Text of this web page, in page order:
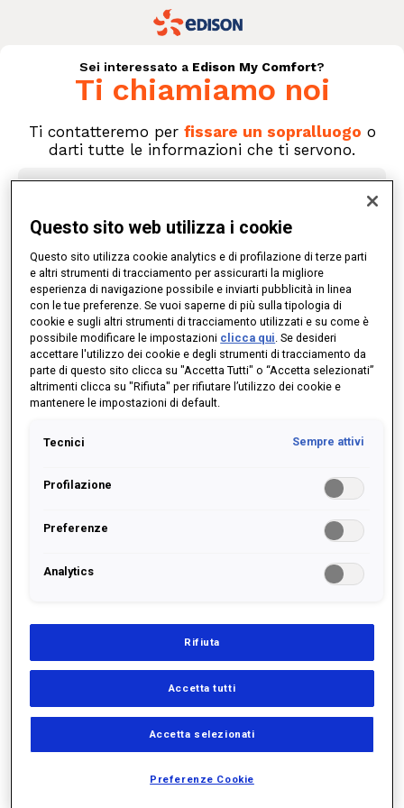
Questo sito web utilizza i cookie
Questo sito utilizza cookie analytics e di profilazione di terze parti
e altri strumenti di tracciamento per assicurarti la migliore
esperienza di navigazione possibile e inviarti pubblicità in linea
con le tue preferenze. Se vuoi saperne di più sulla tipologia di
cookie e sugli altri strumenti di tracciamento utilizzati e su come è
possibile modificare le impostazioni clicca qui. Se desideri
accettare l'utilizzo dei cookie e degli strumenti di tracciamento da
parte di questo sito clicca su "Accetta Tutti" o “Accetta selezionati”
altrimenti clicca su "Rifiuta" per rifiutare l’utilizzo dei cookie e
mantenere le impostazioni di default.
Tecnici Sempre attivi
Profilazione
Preferenze
Analytics
Rifiuta
Accetta tutti
Accetta selezionati
Preferenze Cookie